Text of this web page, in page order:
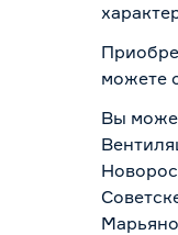
можете
Вы